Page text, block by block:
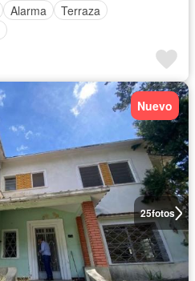
Alarma
Terraza
25fotos
Nuevo